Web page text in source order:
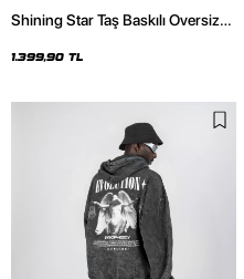
Shining Star Taş Baskılı Oversize
Hoodie
1.399,90 TL